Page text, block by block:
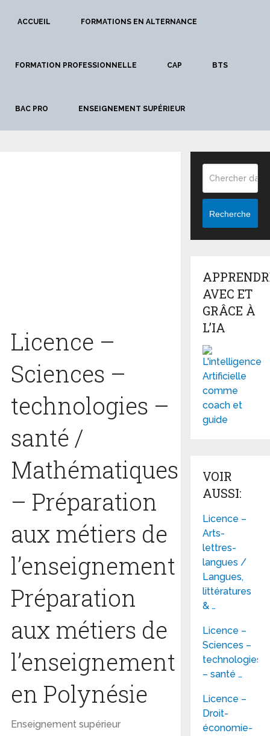
ACCUEIL FORMATIONS EN ALTERNANCE
FORMATION PROFESSIONNELLE CAP BTS
BAC PRO ENSEIGNEMENT SUPÉRIEUR
Licence –
Sciences –
technologies –
santé /
Mathématiques
– Préparation
aux métiers de
l’enseignement
Préparation
aux métiers de
l’enseignement
en Polynésie
Enseignement supérieur
Recherche
AVEC ET
GRÂCE À
L’IA
VOIR
AUSSI:
Licence –
Arts-
lettres-
langues /
Langues,
littératures
& …
Licence –
Sciences –
technologies
– santé …
Licence –
Droit-
économie-